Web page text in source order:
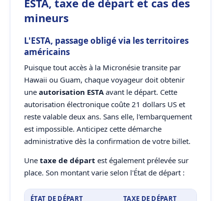
ESTA, taxe de départ et cas des
mineurs
L'ESTA, passage obligé via les territoires
américains
Puisque tout accès à la Micronésie transite par
Hawaii ou Guam, chaque voyageur doit obtenir
une autorisation ESTAavant le départ. Cette
autorisation électronique coûte 21 dollars US et
reste valable deux ans. Sans elle, l'embarquement
est impossible. Anticipez cette démarche
administrative dès la confirmation de votre billet.
Une taxe de départ est également prélevée sur
place. Son montant varie selon l'État de départ :
ÉTAT DE DÉPART TAXE DE DÉPART